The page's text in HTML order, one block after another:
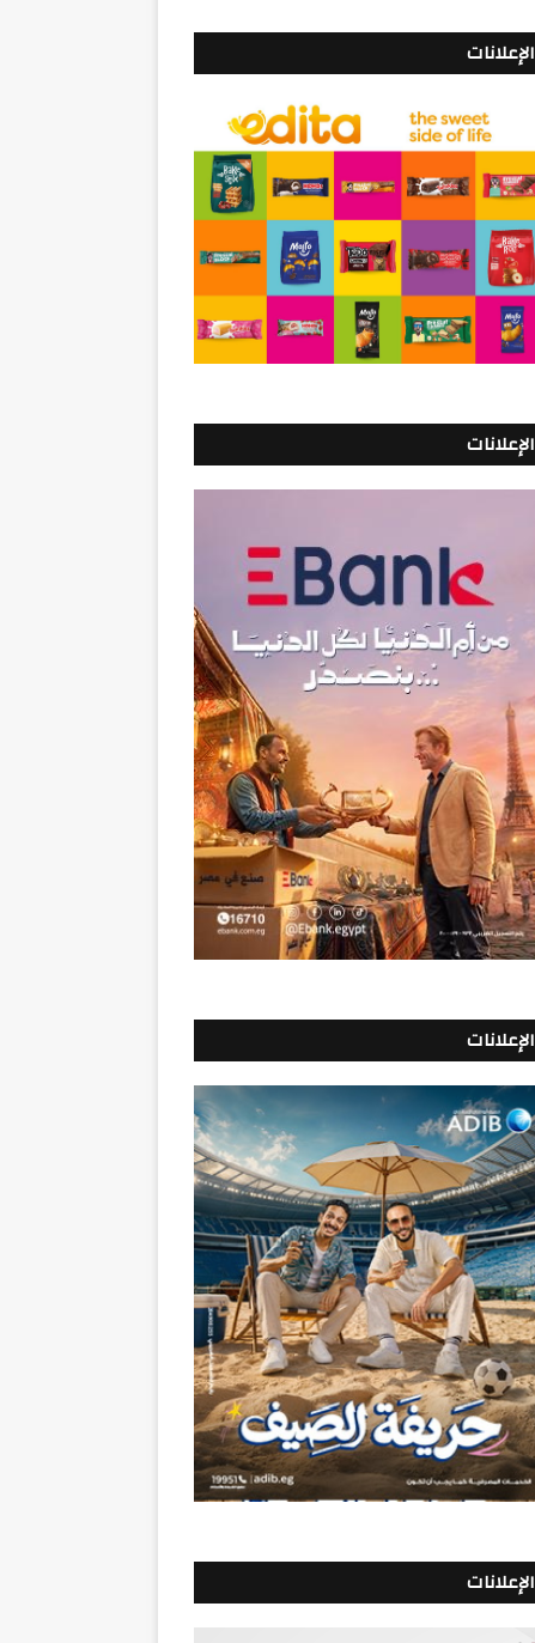
الإعلانات
الإعلانات
الإعلانات
الإعلانات